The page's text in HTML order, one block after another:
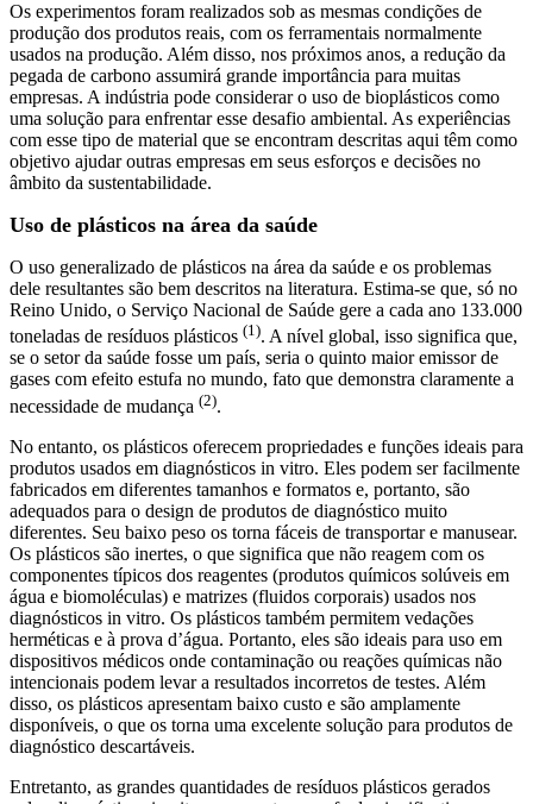
Os experimentos foram realizados sob as mesmas condições de
produção dos produtos reais, com os ferramentais normalmente
usados na produção. Além disso, nos próximos anos, a redução da
pegada de carbono assumirá grande importância para muitas
empresas. A indústria pode considerar o uso de bioplásticos como
uma solução para enfrentar esse desafio ambiental. As experiências
com esse tipo de material que se encontram descritas aqui têm como
objetivo ajudar outras empresas em seus esforços e decisões no
âmbito da sustentabilidade.
Uso de plásticos na área da saúde
O uso generalizado de plásticos na área da saúde e os problemas
dele resultantes são bem descritos na literatura. Estima-se que, só no
Reino Unido, o Serviço Nacional de Saúde gere a cada ano 133.000
toneladas de resíduos plásticos (1). A nível global, isso significa que,
se o setor da saúde fosse um país, seria o quinto maior emissor de
gases com efeito estufa no mundo, fato que demonstra claramente a
necessidade de mudança (2).
No entanto, os plásticos oferecem propriedades e funções ideais para
produtos usados em diagnósticos in vitro. Eles podem ser facilmente
fabricados em diferentes tamanhos e formatos e, portanto, são
adequados para o design de produtos de diagnóstico muito
diferentes. Seu baixo peso os torna fáceis de transportar e manusear.
Os plásticos são inertes, o que significa que não reagem com os
componentes típicos dos reagentes (produtos químicos solúveis em
água e biomoléculas) e matrizes (fluidos corporais) usados nos
diagnósticos in vitro. Os plásticos também permitem vedações
herméticas e à prova d’água. Portanto, eles são ideais para uso em
dispositivos médicos onde contaminação ou reações químicas não
intencionais podem levar a resultados incorretos de testes. Além
disso, os plásticos apresentam baixo custo e são amplamente
disponíveis, o que os torna uma excelente solução para produtos de
diagnóstico descartáveis.
Entretanto, as grandes quantidades de resíduos plásticos gerados